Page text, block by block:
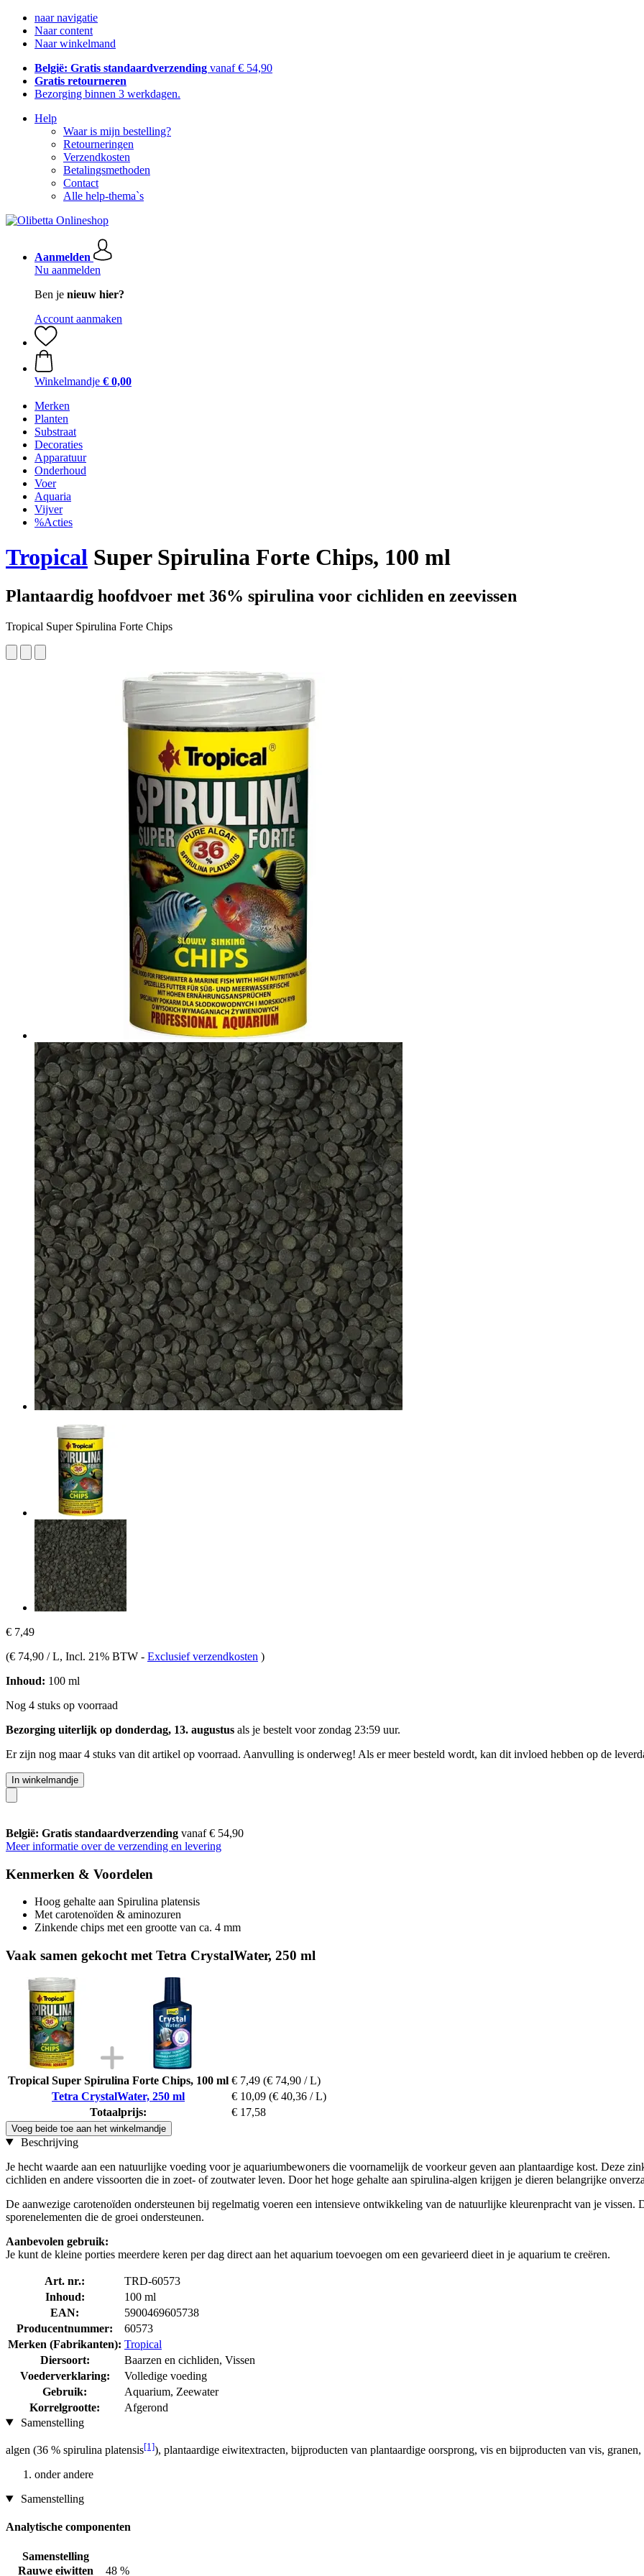
naar navigatie
Naar content
Naar winkelmand
België: Gratis standaardverzending vanaf € 54,90
Gratis retourneren
Bezorging binnen 3 werkdagen.
Help
Waar is mijn bestelling?
Retourneringen
Verzendkosten
Betalingsmethoden
Contact
Alle help-thema`s
Aanmelden
Nu aanmelden
Ben je nieuw hier?
Account aanmaken
Winkelmandje € 0,00
Merken
Planten
Substraat
Decoraties
Apparatuur
Onderhoud
Voer
Aquaria
Vijver
%Acties
Tropical Super Spirulina Forte Chips, 100 ml
Plantaardig hoofdvoer met 36% spirulina voor cichliden en zeevissen
Tropical Super Spirulina Forte Chips
€ 7,49
(€ 74,90 / L, Incl. 21% BTW - Exclusief verzendkosten )
Inhoud: 100 ml
Nog 4 stuks op voorraad
Bezorging uiterlijk op donderdag, 13. augustus als je bestelt voorzondag 23:59 uur.
Er zijn nog maar 4 stuks van dit artikel op voorraad. Aanvulling is onderweg! Als er meer besteld wordt, kan dit invloed hebben op de
In winkelmandje
België: Gratis standaardverzending vanaf € 54,90
Meer informatie over de verzending en levering
Kenmerken & Voordelen
Hoog gehalte aan Spirulina platensis
Met carotenoïden & aminozuren
Zinkende chips met een grootte van ca. 4 mm
Vaak samen gekocht met Tetra CrystalWater, 250 ml
Tropical Super Spirulina Forte Chips, 100 ml € 7,49 (€ 74,90 / L)
Tetra CrystalWater, 250 ml
€ 10,09 (€ 40,36 / L)
Totaalprijs:
€ 17,58
Voeg beide toe aan het winkelmandje
Beschrijving
Je hecht waarde aan een natuurlijke voeding voor je aquariumbewoners die voornamelijk de voorkeur geven aan plantaardige kost. Deze
cichliden en andere vissoorten die in zoet- of zoutwater leven. Door het hoge gehalte aan spirulina-algen krijgen je dieren belangrijke
De aanwezige carotenoïden ondersteunen bij regelmatig voeren een intensieve ontwikkeling van de natuurlijke kleurenpracht van je vissen.
sporenelementen die de groei ondersteunen.
Aanbevolen gebruik:
Je kunt de kleine porties meerdere keren per dag direct aan het aquarium toevoegen om een gevarieerd dieet in je aquarium te creëren.
Art. nr.:
TRD-60573
Inhoud:
100 ml
EAN:
5900469605738
Producentnummer:
60573
Merken (Fabrikanten): Tropical
Diersoort:
Baarzen en cichliden, Vissen
Voederverklaring:
Volledige voeding
Gebruik:
Aquarium, Zeewater
Korrelgrootte:
Afgerond
Samenstelling
algen (36 % spirulina platensis[1]), plantaardige eiwitextracten, bijproducten van plantaardige oorsprong, vis en bijproducten van vis,
onder andere
Samenstelling
Analytische componenten
Samenstelling
Rauwe eiwitten
48 %